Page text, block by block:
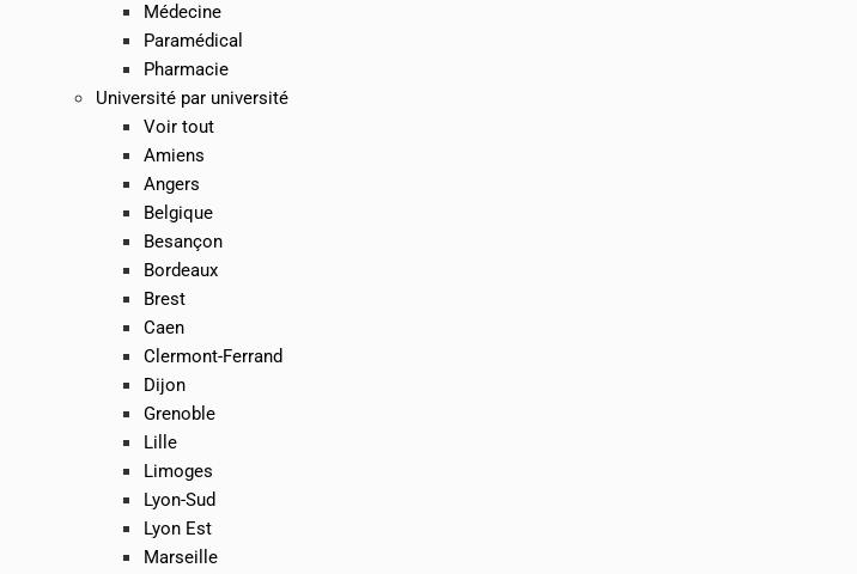
Médecine
Paramédical
Pharmacie
Université par université
Voir tout
Amiens
Angers
Belgique
Besançon
Bordeaux
Brest
Caen
Clermont-Ferrand
Dijon
Grenoble
Lille
Limoges
Lyon-Sud
Lyon Est
Marseille